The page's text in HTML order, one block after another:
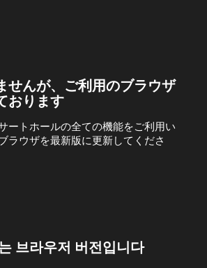
せんが、ご利用のブラウザ
おります
ートホールの全ての機能をご利用い
ラウザを最新版に更新してくださ
브라우저 버전입니다